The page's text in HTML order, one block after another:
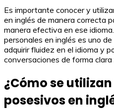
Es importante conocer y
en inglés de manera correcta
manera efectiva en ese
personales en inglés es uno
adquirir fluidez en el idioma y
conversaciones de forma clara
¿Cómo se
posesivos en